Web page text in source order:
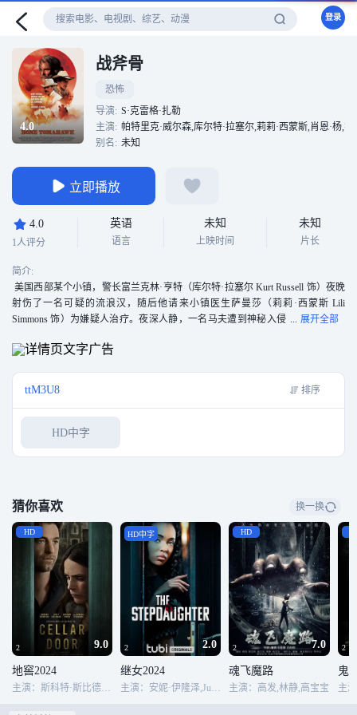
登录
4.0
战斧骨
恐怖
导演: S·克雷格·扎勒
主演: 帕特里克·威尔森,库尔特·拉塞尔,莉莉·西蒙斯,肖恩·杨,
别名: 未知
立即播放
4.0
1人评分
英语
语言
未知
上映时间
未知
片长
简介:
美国西部某个小镇，警长富兰克林·亨特（库尔特·拉塞尔 Kurt Russell 饰）夜晚
射伤了一名可疑的流浪汉，随后他请来小镇医生萨曼莎（莉莉·西蒙斯 Lili
Simmons 饰）为嫌疑人治疗。夜深人静，一名马夫遭到神秘入侵
萨曼莎的丈夫亚瑟·欧·德怀尔（帕特里克·威尔森 Patrick Wilson 饰）以及其他村
野蛮人近亲通婚，甚至会吃掉包括亲生母亲在内的人类。 虽然凶险无比，富兰
ttM3U8 排序
HD中字
猜你喜欢 换一换
2 9.0
HD
地窖2024
主演：斯科特·斯比德曼,乔丹娜·布鲁斯特,劳伦斯·菲什伯恩,克里斯·康纳,Katie O&#039;Grady,珍妮·林·田,Randy Sean Schulman,杰萨尔·兰达瓦索,Naiya Amilcar,凯尔·斯托尔茨,Zach Feiner,Kiah Butts
2 2.0
HD中字
继女2024
主演：安妮·伊隆泽,Judy Johnson,Blue Kimble,Cassidey Fralin,Neil Wachs
2 7.0
HD
魂飞魔路
主演：高发,林静,高宝宝
2
鬼